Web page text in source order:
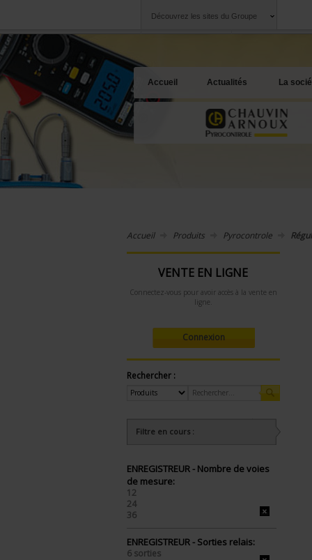
Découvrez les sites du Groupe
Accueil Actualités La
Accueil Produits Pyrocontrole
VENTE EN LIGNE
Connectez-vous pour avoir accès à la vente en
ligne.
Connexion
Rechercher :
Filtre en cours :
ENREGISTREUR - Nombre de voies
de mesure:
12
24
36
ENREGISTREUR - Sorties relais:
6 sorties